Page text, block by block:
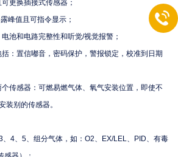
更换插接式传感器；
峰值且可指令显示；
池和电路完整性和听觉/视觉报警；
：置信嘟音，密码保护，警报锁定，校准到日期
传感器：可燃易燃气体、氧气安装位置，即使不
装别的传感器。
4、5、组分气体，如：O2、EX/LEL、PID、有毒